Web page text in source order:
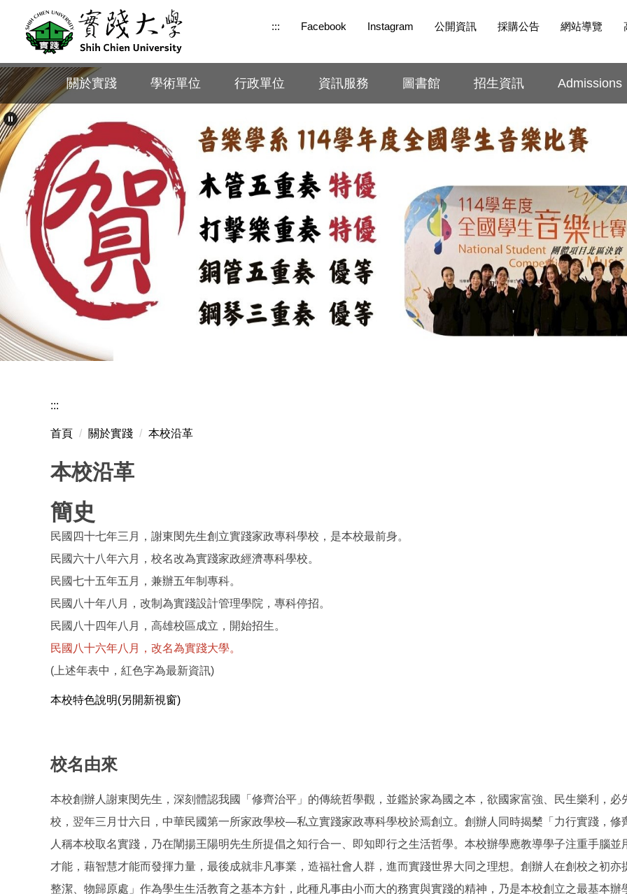
要
內
容
區
關於實踐 學術單位 行政單位 資訊服務 圖書館 招生資訊 Admissions
::: Facebook Instagram 公開資訊 採購公告 網站導覽
:::
首頁 關於實踐 本校沿革
本校沿革
簡史
民國四十七年三月，謝東閔先生創立實踐家政專科學校，是本校最前身。
民國六十八年六月，校名改為實踐家政經濟專科學校。
民國七十五年五月，兼辦五年制專科。
民國八十年八月，改制為實踐設計管理學院，專科停招。
民國八十四年八月，高雄校區成立，開始招生。
民國八十六年八月，改名為實踐大學。
(上述年表中，紅色字為最新資訊)
本校特色說明(另開新視窗)
校名由來
本校創辦人謝東閔先生，深刻體認我國「修齊治平」的傳統哲學觀，並鑑於家為國之本，欲國家富強、民生樂利，
校，翌年三月廿六日，中華民國第一所家政學校—私立實踐家政專科學校於焉創立。創辦人同時揭櫫「力行實踐，
人稱本校取名實踐，乃在闡揚王陽明先生所提倡之知行合一、即知即行之生活哲學。本校辦學應教導學子注重手腦
才能，藉智慧才能而發揮力量，最後成就非凡事業，造福社會人群，進而實踐世界大同之理想。創辦人在創校之初
整潔、物歸原處」作為學生生活教育之基本方針，此種凡事由小而大的務實與實踐的精神，乃是本校創立之最基本辦